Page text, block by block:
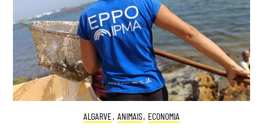
ALGARVE, ANIMAIS, ECONOMIA